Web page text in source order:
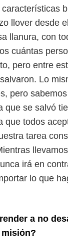
llover desde
llanura, con
cuántas
pero entre
Lo
pero sabemos
que se salvó
que todos
tarea
irá en
lo que
a no